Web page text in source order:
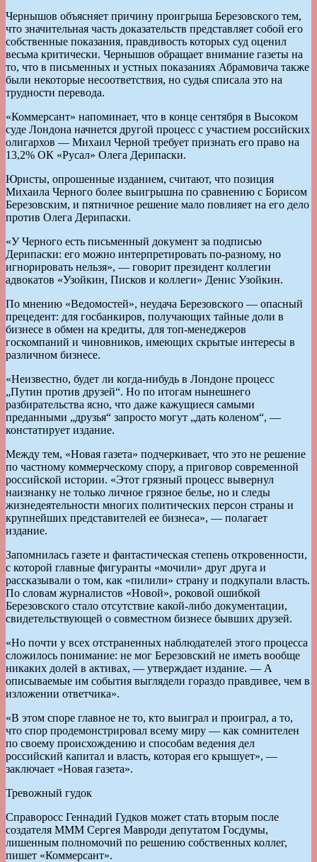
Чернышов объясняет причину проигрыша Березовского тем,
что значительная часть доказательств представляет собой его
собственные показания, правдивость которых суд оценил
весьма критически. Чернышов обращает внимание газеты на
то, что в письменных и устных показаниях Абрамовича также
были некоторые несоответствия, но судья списала это на
трудности перевода.
«Коммерсант» напоминает, что в конце сентября в Высоком
суде Лондона начнется другой процесс с участием российских
олигархов — Михаил Черной требует признать его право на
13,2% ОК «Русал» Олега Дерипаски.
Юристы, опрошенные изданием, считают, что позиция
Михаила Черного более выигрышна по сравнению с Борисом
Березовским, и пятничное решение мало повлияет на его дело
против Олега Дерипаски.
«У Черного есть письменный документ за подписью
Дерипаски: его можно интерпретировать по-разному, но
игнорировать нельзя», — говорит президент коллегии
адвокатов «Узойкин, Писков и коллеги» Денис Узойкин.
По мнению «Ведомостей», неудача Березовского — опасный
прецедент: для госбанкиров, получающих тайные доли в
бизнесе в обмен на кредиты, для топ-менеджеров
госкомпаний и чиновников, имеющих скрытые интересы в
различном бизнесе.
«Неизвестно, будет ли когда-нибудь в Лондоне процесс
„Путин против друзей“. Но по итогам нынешнего
разбирательства ясно, что даже кажущиеся самыми
преданными „друзья“ запросто могут „дать коленом“, —
констатирует издание.
Между тем, «Новая газета» подчеркивает, что это не решение
по частному коммерческому спору, а приговор современной
российской истории. «Этот грязный процесс вывернул
наизнанку не только личное грязное белье, но и следы
жизнедеятельности многих политических персон страны и
крупнейших представителей ее бизнеса», — полагает
издание.
Запомнилась газете и фантастическая степень откровенности,
с которой главные фигуранты «мочили» друг друга и
рассказывали о том, как «пилили» страну и подкупали власть.
По словам журналистов «Новой», роковой ошибкой
Березовского стало отсутствие какой-либо документации,
свидетельствующей о совместном бизнесе бывших друзей.
«Но почти у всех отстраненных наблюдателей этого процесса
сложилось понимание: не мог Березовский не иметь вообще
никаких долей в активах, — утверждает издание. — А
описываемые им события выглядели гораздо правдивее, чем в
изложении ответчика».
«В этом споре главное не то, кто выиграл и проиграл, а то,
что спор продемонстрировал всему миру — как сомнителен
по своему происхождению и способам ведения дел
российский капитал и власть, которая его крышует», —
заключает «Новая газета».
Тревожный гудок
Справоросс Геннадий Гудков может стать вторым после
создателя МММ Сергея Мавроди депутатом Госдумы,
лишенным полномочий по решению собственных коллег,
пишет «Коммерсант».